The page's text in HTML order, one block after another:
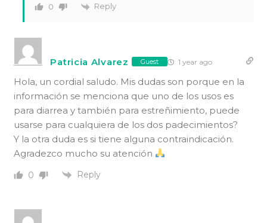
0 Reply
Patricia Alvarez Guest 1 year ago
Hola, un cordial saludo. Mis dudas son porque en la
información se menciona que uno de los usos es
para diarrea y también para estreñimiento, puede
usarse para cualquiera de los dos padecimientos?
Y la otra duda es si tiene alguna contraindicación.
Agradezco mucho su atención
0 Reply